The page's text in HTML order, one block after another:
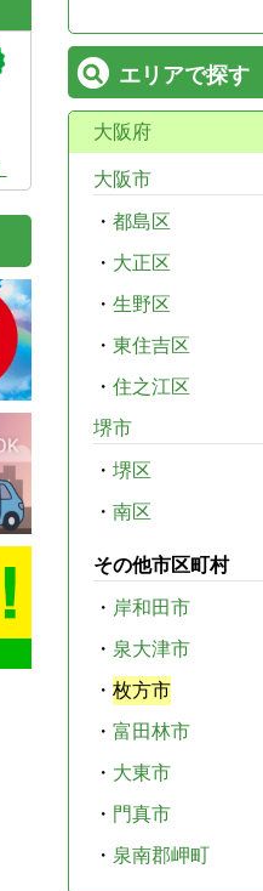
エリアで探す
大阪府
大阪市
・ 都島区
・ 大正区
・ 生野区
・ 東住吉区
・ 住之江区
堺市
・ 堺区
・ 南区
その他市区町村
・ 岸和田市
・ 泉大津市
・ 枚方市
・ 富田林市
・ 大東市
・ 門真市
・ 泉南郡岬町